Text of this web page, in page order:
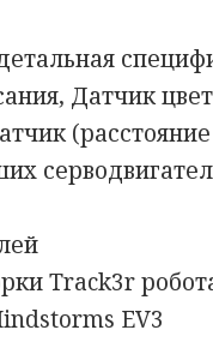
Датчик
Track3r
EV3